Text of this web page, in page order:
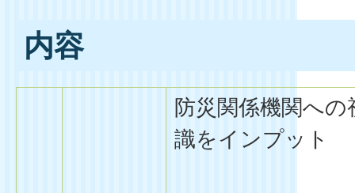
内容
防災関係機関へ
識をインプット